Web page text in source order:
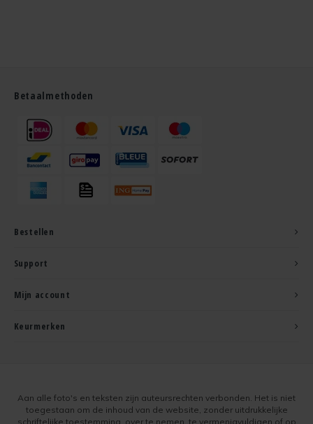
Betaalmethoden
Bestellen
Support
Mijn account
Keurmerken
Aan alle foto's en teksten zijn auteursrechten verbonden. Het is niet
toegestaan om de inhoud van de website, zonder uitdrukkelijke
schriftelijke toestemming, over te nemen, te vermenigvuldigen of op